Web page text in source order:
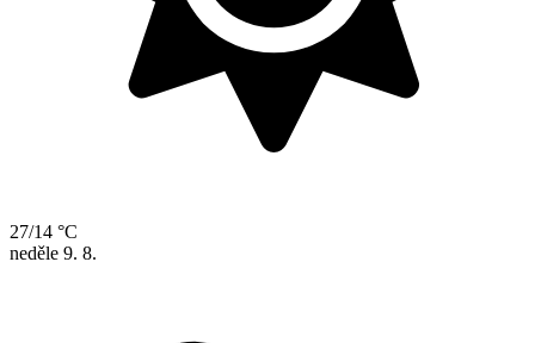
27/14 °C
neděle 9. 8.